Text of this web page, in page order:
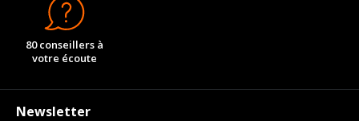
80 conseillers à
votre écoute
Newsletter